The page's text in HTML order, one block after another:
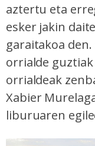
aztertu eta
esker jakin
garaitakoa
orrialde
orrialdeak
Xabier
liburuaren